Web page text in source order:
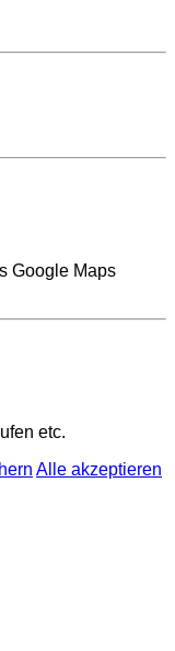
Google Maps
etc.
Alle akzeptieren